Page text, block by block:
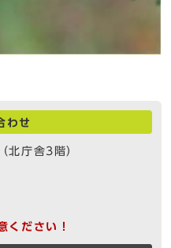
わせ
北庁舎3階）
ください！